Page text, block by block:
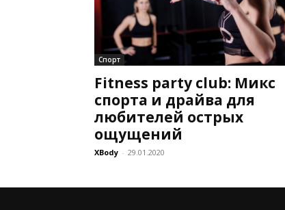
Спорт
Fitness party club: Микс
спорта и драйва для
любителей острых
ощущений
XBody - 29.01.2020